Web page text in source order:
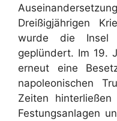
Dreißigjährigen
wurde die Insel
geplündert. Im 19.
erneut eine
napoleonischen
Zeiten
Festungsanlagen